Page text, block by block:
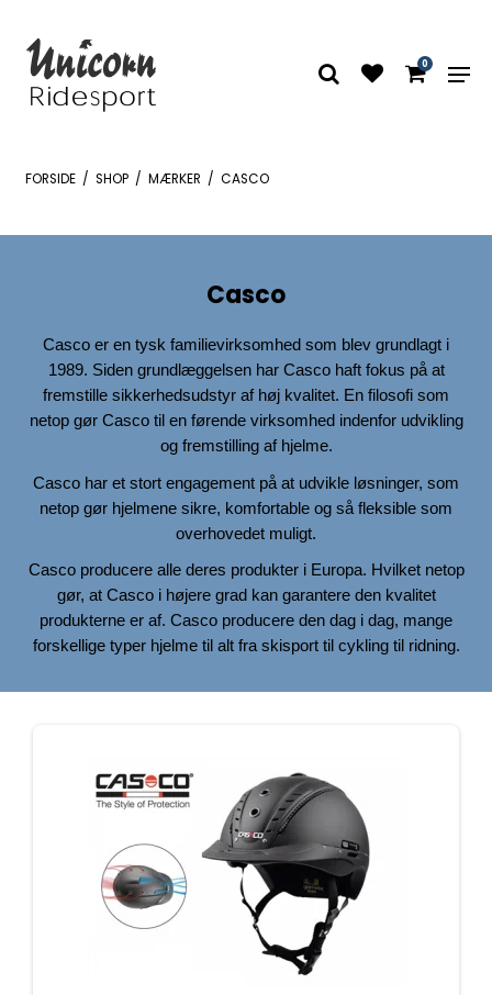
0
FORSIDE / SHOP / MÆRKER / CASCO
Casco
Casco er en tysk familievirksomhed som blev grundlagt i
1989. Siden grundlæggelsen har Casco haft fokus på at
fremstille sikkerhedsudstyr af høj kvalitet. En filosofi som
netop gør Casco til en førende virksomhed indenfor udvikling
og fremstilling af hjelme.
Casco har et stort engagement på at udvikle løsninger, som
netop gør hjelmene sikre, komfortable og så fleksible som
overhovedet muligt.
Casco producere alle deres produkter i Europa. Hvilket netop
gør, at Casco i højere grad kan garantere den kvalitet
produkterne er af. Casco producere den dag i dag, mange
forskellige typer hjelme til alt fra skisport til cykling til ridning.